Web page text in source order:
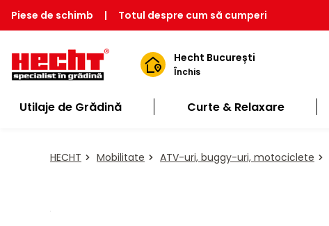
Piese de schimb | Totul despre cum să cumperi
Hecht București
Închis
Utilaje de Grădină Curte & Relaxare
HECHT Mobilitate ATV-uri, buggy-uri, motociclete